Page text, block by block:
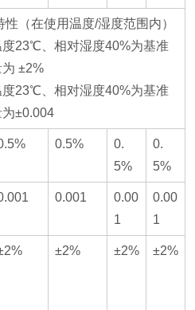
性（在使用温度/湿度范围内）
度23℃、相对湿度40%为基准
±2%
度23℃、相对湿度40%为基准
±0.004
0.5%
0.
5%
0.
5%
0.001
0.00
1
0.00
1
±2% ±2% ±2%